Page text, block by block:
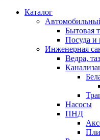
Каталог
Бытовая
Посуда и
Инженерная
Ведра,
Насосы
ПНД